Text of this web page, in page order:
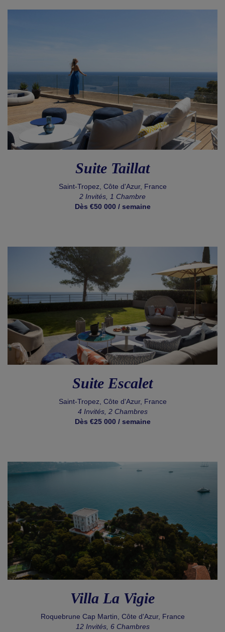
Suite Taillat
Saint-Tropez, Côte d'Azur, France
2 Invités, 1 Chambre
Dès €50 000 / semaine
Suite Escalet
Saint-Tropez, Côte d'Azur, France
4 Invités, 2 Chambres
Dès €25 000 / semaine
Villa La Vigie
Roquebrune Cap Martin, Côte d'Azur, France
12 Invités, 6 Chambres